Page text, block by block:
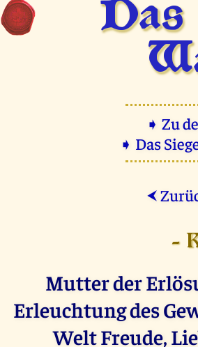
Das
➧ Zu
➧ Das
⮜
-
Mutter der
Erleuchtung des
Welt Freude,